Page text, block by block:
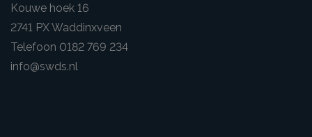
Kouwe hoek 16
2741 PX Waddinxveen
Telefoon 0182 769 234
info@swds.nl